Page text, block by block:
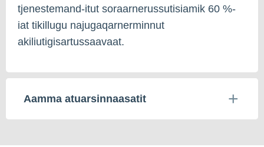
tjenestemand-itut soraarnerussutisiamik 60 %-
iat tikillugu najugaqarnerminnut
akiliutigisartussaavaat.
Aamma atuarsinnaasatit